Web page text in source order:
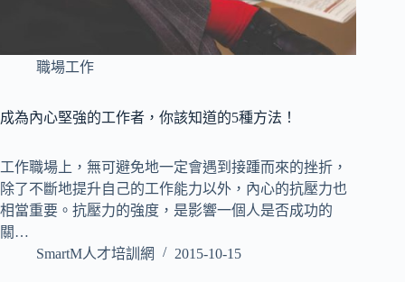
職場工作
成為內心堅強的工作者，你該知道的5種方法！
工作職場上，無可避免地一定會遇到接踵而來的挫折，
除了不斷地提升自己的工作能力以外，內心的抗壓力也
相當重要。抗壓力的強度，是影響一個人是否成功的
關…
SmartM人才培訓網
2015-10-15